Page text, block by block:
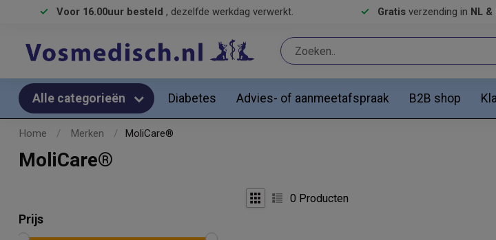
Voor 16.00uur besteld , dezelfde werkdag verwerkt. Gratis verzending in NL &
Alle categorieën Diabetes Advies- of aanmeetafspraak B2B shop
Home / Merken / ​MoliCare®
​MoliCare®
Prijs
0 Producten